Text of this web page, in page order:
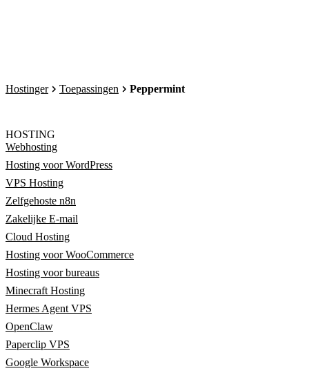
Hostinger Toepassingen Peppermint
HOSTING
Webhosting
Hosting voor WordPress
VPS Hosting
Zelfgehoste n8n
Zakelijke E-mail
Cloud Hosting
Hosting voor WooCommerce
Hosting voor bureaus
Minecraft Hosting
Hermes Agent VPS
OpenClaw
Paperclip VPS
Google Workspace